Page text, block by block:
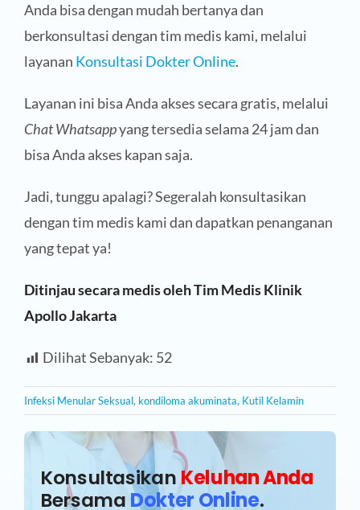
Anda bisa dengan mudah bertanya dan
berkonsultasi dengan tim medis kami, melalui
layanan Konsultasi Dokter Online.
Layanan ini bisa Anda akses secara gratis, melalui
Chat Whatsappyang tersedia selama 24 jam dan
bisa Anda akses kapan saja.
Jadi, tunggu apalagi? Segeralah konsultasikan
dengan tim medis kami dan dapatkan penanganan
yang tepat ya!
Ditinjau secara medis oleh Tim Medis Klinik
Apollo Jakarta
Dilihat Sebanyak: 52
Infeksi Menular Seksual, kondiloma akuminata, Kutil Kelamin
Konsultasikan Keluhan Anda
BersamaDokter Online.